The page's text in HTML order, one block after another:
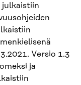
julkaistiin
Versio 1.3
ja